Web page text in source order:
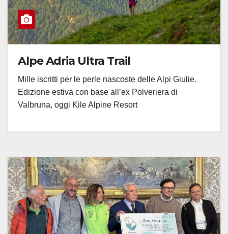
Alpe Adria Ultra Trail
Mille iscritti per le perle nascoste delle Alpi Giulie.
Edizione estiva con base all’ex Polveriera di
Valbruna, oggi Kile Alpine Resort